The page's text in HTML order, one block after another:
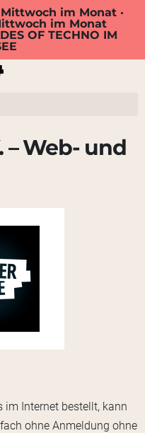
im Monat ·
im Monat
OF TECHNO IM
– Web- und
im Internet bestellt, kann
ohne Anmeldung ohne